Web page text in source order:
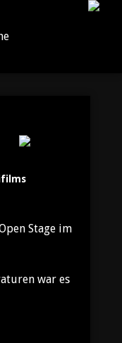
Stage im
war es